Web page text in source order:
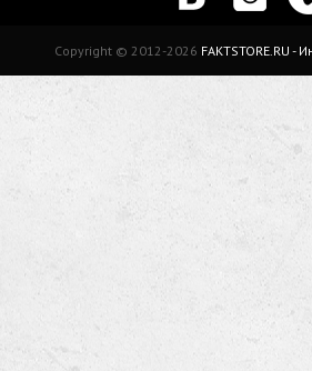
Copyright © 2012-2026 FAKTSTORE.RU